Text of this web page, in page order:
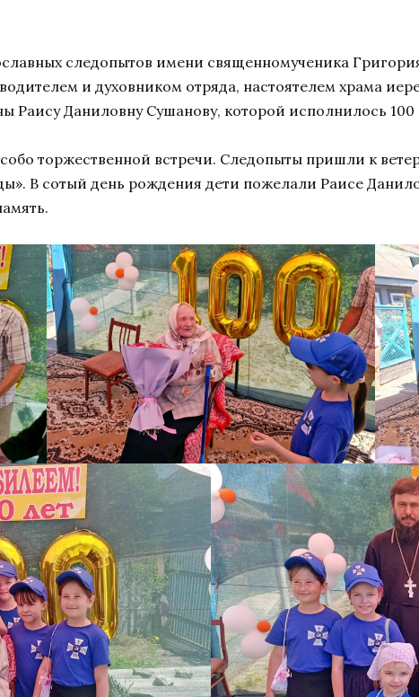
следопытов имени священномученика
и духовником отряда, настоятелем храма
Раису Даниловну Сушанову, которой исполнилось 100
торжественной встречи. Следопыты пришли к
В сотый день рождения дети пожелали Раисе